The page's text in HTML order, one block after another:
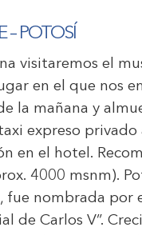
– POTOSÍ
visitaremos el
en el que nos
la mañana y
expreso
en el hotel.
4000 msnm).
fue nombrada por
de Carlos V”.